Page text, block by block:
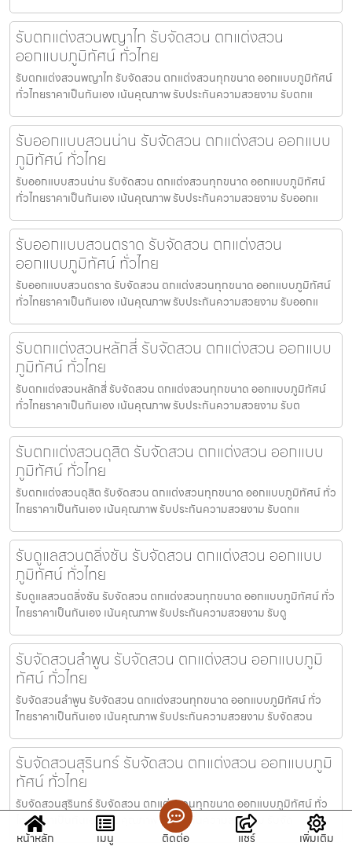
รับตกแต่งสวนพญาไท รับจัดสวน ตกแต่งสวน
ออกแบบภูมิทัศน์ ทั่วไทย
รับตกแต่งสวนพญาไท รับจัดสวน ตกแต่งสวนทุกขนาด ออกแบบภูมิทัศน์
ทั่วไทยราคาเป็นกันเอง เน้นคุณภาพ รับประกันความสวยงาม รับตกแ
รับออกแบบสวนน่าน รับจัดสวน ตกแต่งสวน ออกแบบ
ภูมิทัศน์ ทั่วไทย
รับออกแบบสวนน่าน รับจัดสวน ตกแต่งสวนทุกขนาด ออกแบบภูมิทัศน์
ทั่วไทยราคาเป็นกันเอง เน้นคุณภาพ รับประกันความสวยงาม รับออกแ
รับออกแบบสวนตราด รับจัดสวน ตกแต่งสวน
ออกแบบภูมิทัศน์ ทั่วไทย
รับออกแบบสวนตราด รับจัดสวน ตกแต่งสวนทุกขนาด ออกแบบภูมิทัศน์
ทั่วไทยราคาเป็นกันเอง เน้นคุณภาพ รับประกันความสวยงาม รับออกแ
รับตกแต่งสวนหลักสี่ รับจัดสวน ตกแต่งสวน ออกแบบ
ภูมิทัศน์ ทั่วไทย
รับตกแต่งสวนหลักสี่ รับจัดสวน ตกแต่งสวนทุกขนาด ออกแบบภูมิทัศน์
ทั่วไทยราคาเป็นกันเอง เน้นคุณภาพ รับประกันความสวยงาม รับต
รับตกแต่งสวนดุสิต รับจัดสวน ตกแต่งสวน ออกแบบ
ภูมิทัศน์ ทั่วไทย
รับตกแต่งสวนดุสิต รับจัดสวน ตกแต่งสวนทุกขนาด ออกแบบภูมิทัศน์ ทั่ว
ไทยราคาเป็นกันเอง เน้นคุณภาพ รับประกันความสวยงาม รับตกแ
รับดูแลสวนตลิ่งชัน รับจัดสวน ตกแต่งสวน ออกแบบ
ภูมิทัศน์ ทั่วไทย
รับดูแลสวนตลิ่งชัน รับจัดสวน ตกแต่งสวนทุกขนาด ออกแบบภูมิทัศน์ ทั่ว
ไทยราคาเป็นกันเอง เน้นคุณภาพ รับประกันความสวยงาม รับดู
รับจัดสวนลำพูน รับจัดสวน ตกแต่งสวน ออกแบบภูมิ
ทัศน์ ทั่วไทย
รับจัดสวนลำพูน รับจัดสวน ตกแต่งสวนทุกขนาด ออกแบบภูมิทัศน์ ทั่ว
ไทยราคาเป็นกันเอง เน้นคุณภาพ รับประกันความสวยงาม รับจัดสวน
รับจัดสวนสุรินทร์ รับจัดสวน ตกแต่งสวน ออกแบบภูมิ
ทัศน์ ทั่วไทย
รับจัดสวนสุรินทร์ รับจัดสวน ตกแต่งสวนทุกขนาด ออกแบบภูมิทัศน์ ทั่ว
ไทยราคาเป็นกันเอง เน้นคุณภาพ รับประกันความสวยงาม รับจัด
หน้าหลัก
เมนู ติดต่อ แชร์ เพิ่มเติม